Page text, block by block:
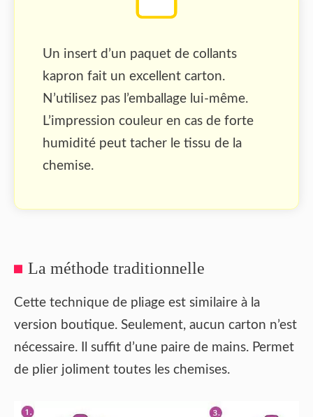
Un insert d’un paquet de collants
kapron fait un excellent carton.
N’utilisez pas l’emballage lui-même.
L’impression couleur en cas de forte
humidité peut tacher le tissu de la
chemise.
La méthode traditionnelle
Cette technique de pliage est similaire à la
version boutique. Seulement, aucun carton n’est
nécessaire. Il suffit d’une paire de mains. Permet
de plier joliment toutes les chemises.